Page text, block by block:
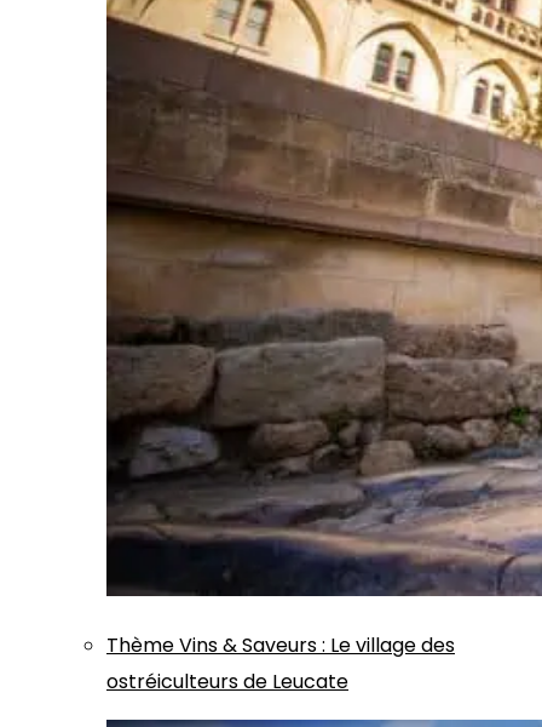
ThèmeVins & Saveurs: Le village des
ostréiculteurs de Leucate